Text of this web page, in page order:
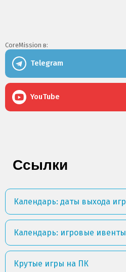
CoreMission в:
Telegram
YouTube
Ссылки
Календарь: даты выхода игр
Календарь: игровые ивенты
Крутые игры на ПК